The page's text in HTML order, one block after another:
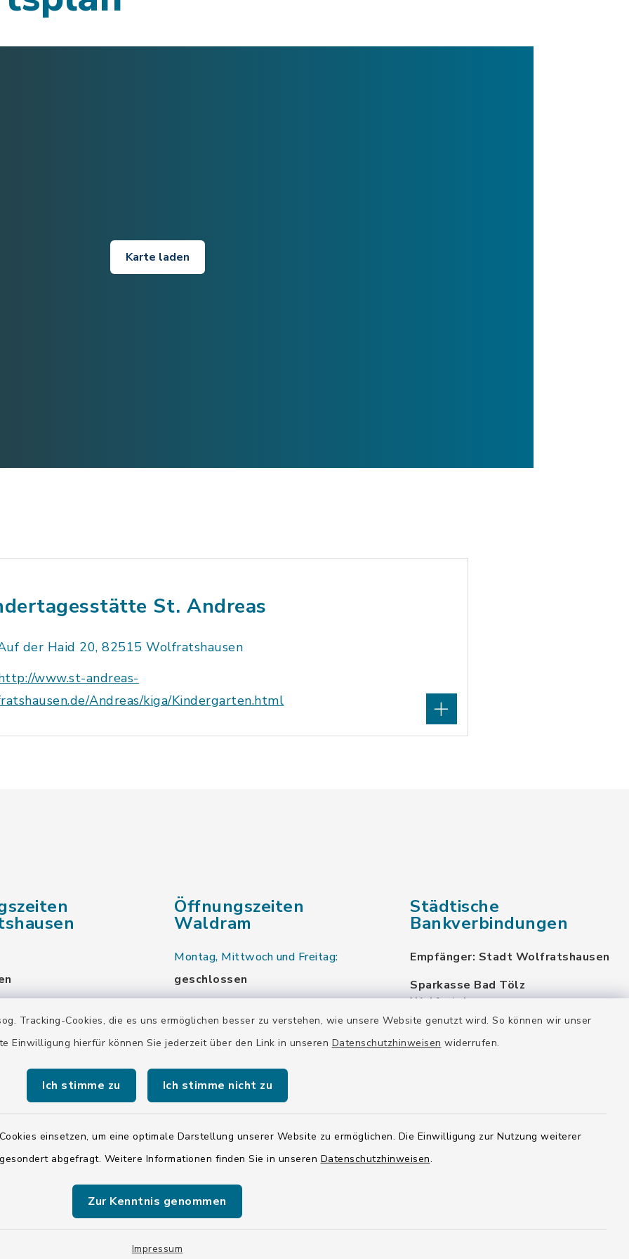
Tracking-Cookies, die es uns ermöglichen besser zu verstehen, wie unsere Website genutzt wird. So können wir unser
Einwilligung hierfür können Sie jederzeit über den Link in unseren Datenschutzhinweisen widerrufen.
Ich stimme zu Ich stimme nicht zu
einsetzen, um eine optimale Darstellung unserer Website zu ermöglichen. Die Einwilligung zur Nutzung weiterer
abgefragt. Weitere Informationen finden Sie in unseren Datenschutzhinweisen.
Zur Kenntnis genommen
Impressum
Karte laden
St. Andreas
der Haid 20, 82515 Wolfratshausen
www.st-andreas-
Andreas/kiga/Kindergarten.html
Donnerstag:
Uhr
Uhr
Uhr
Öffnungszeiten
Waldram
Montag, Mittwoch und Freitag:
geschlossen
Dienstag und Donnerstag:
9.00-13.30 Uhr
10.00-12.00 Uhr
Städtische
Bankverbindungen
Empfänger: Stadt Wolfratshausen
Sparkasse Bad Tölz
Wolfratshausen
DE87 7005 4306 0000 0012 48
BYLADEM1WOR
DE92 7016 9543 0001 0005 00
GENODEF1HHS